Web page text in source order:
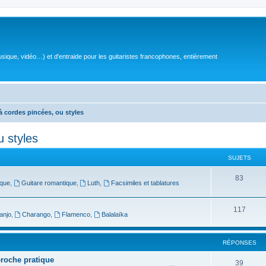
vidéo…) et d'entraide pour les guitaristes francophones, entièrement
cordes pincées, ou styles
styles
SUJETS
, Guitare romantique, Luth
Facsimiles et tablatures
83
j
t
, Charango Flamenco Balalaïka
117S
j
RÉPONSES
pratique 39